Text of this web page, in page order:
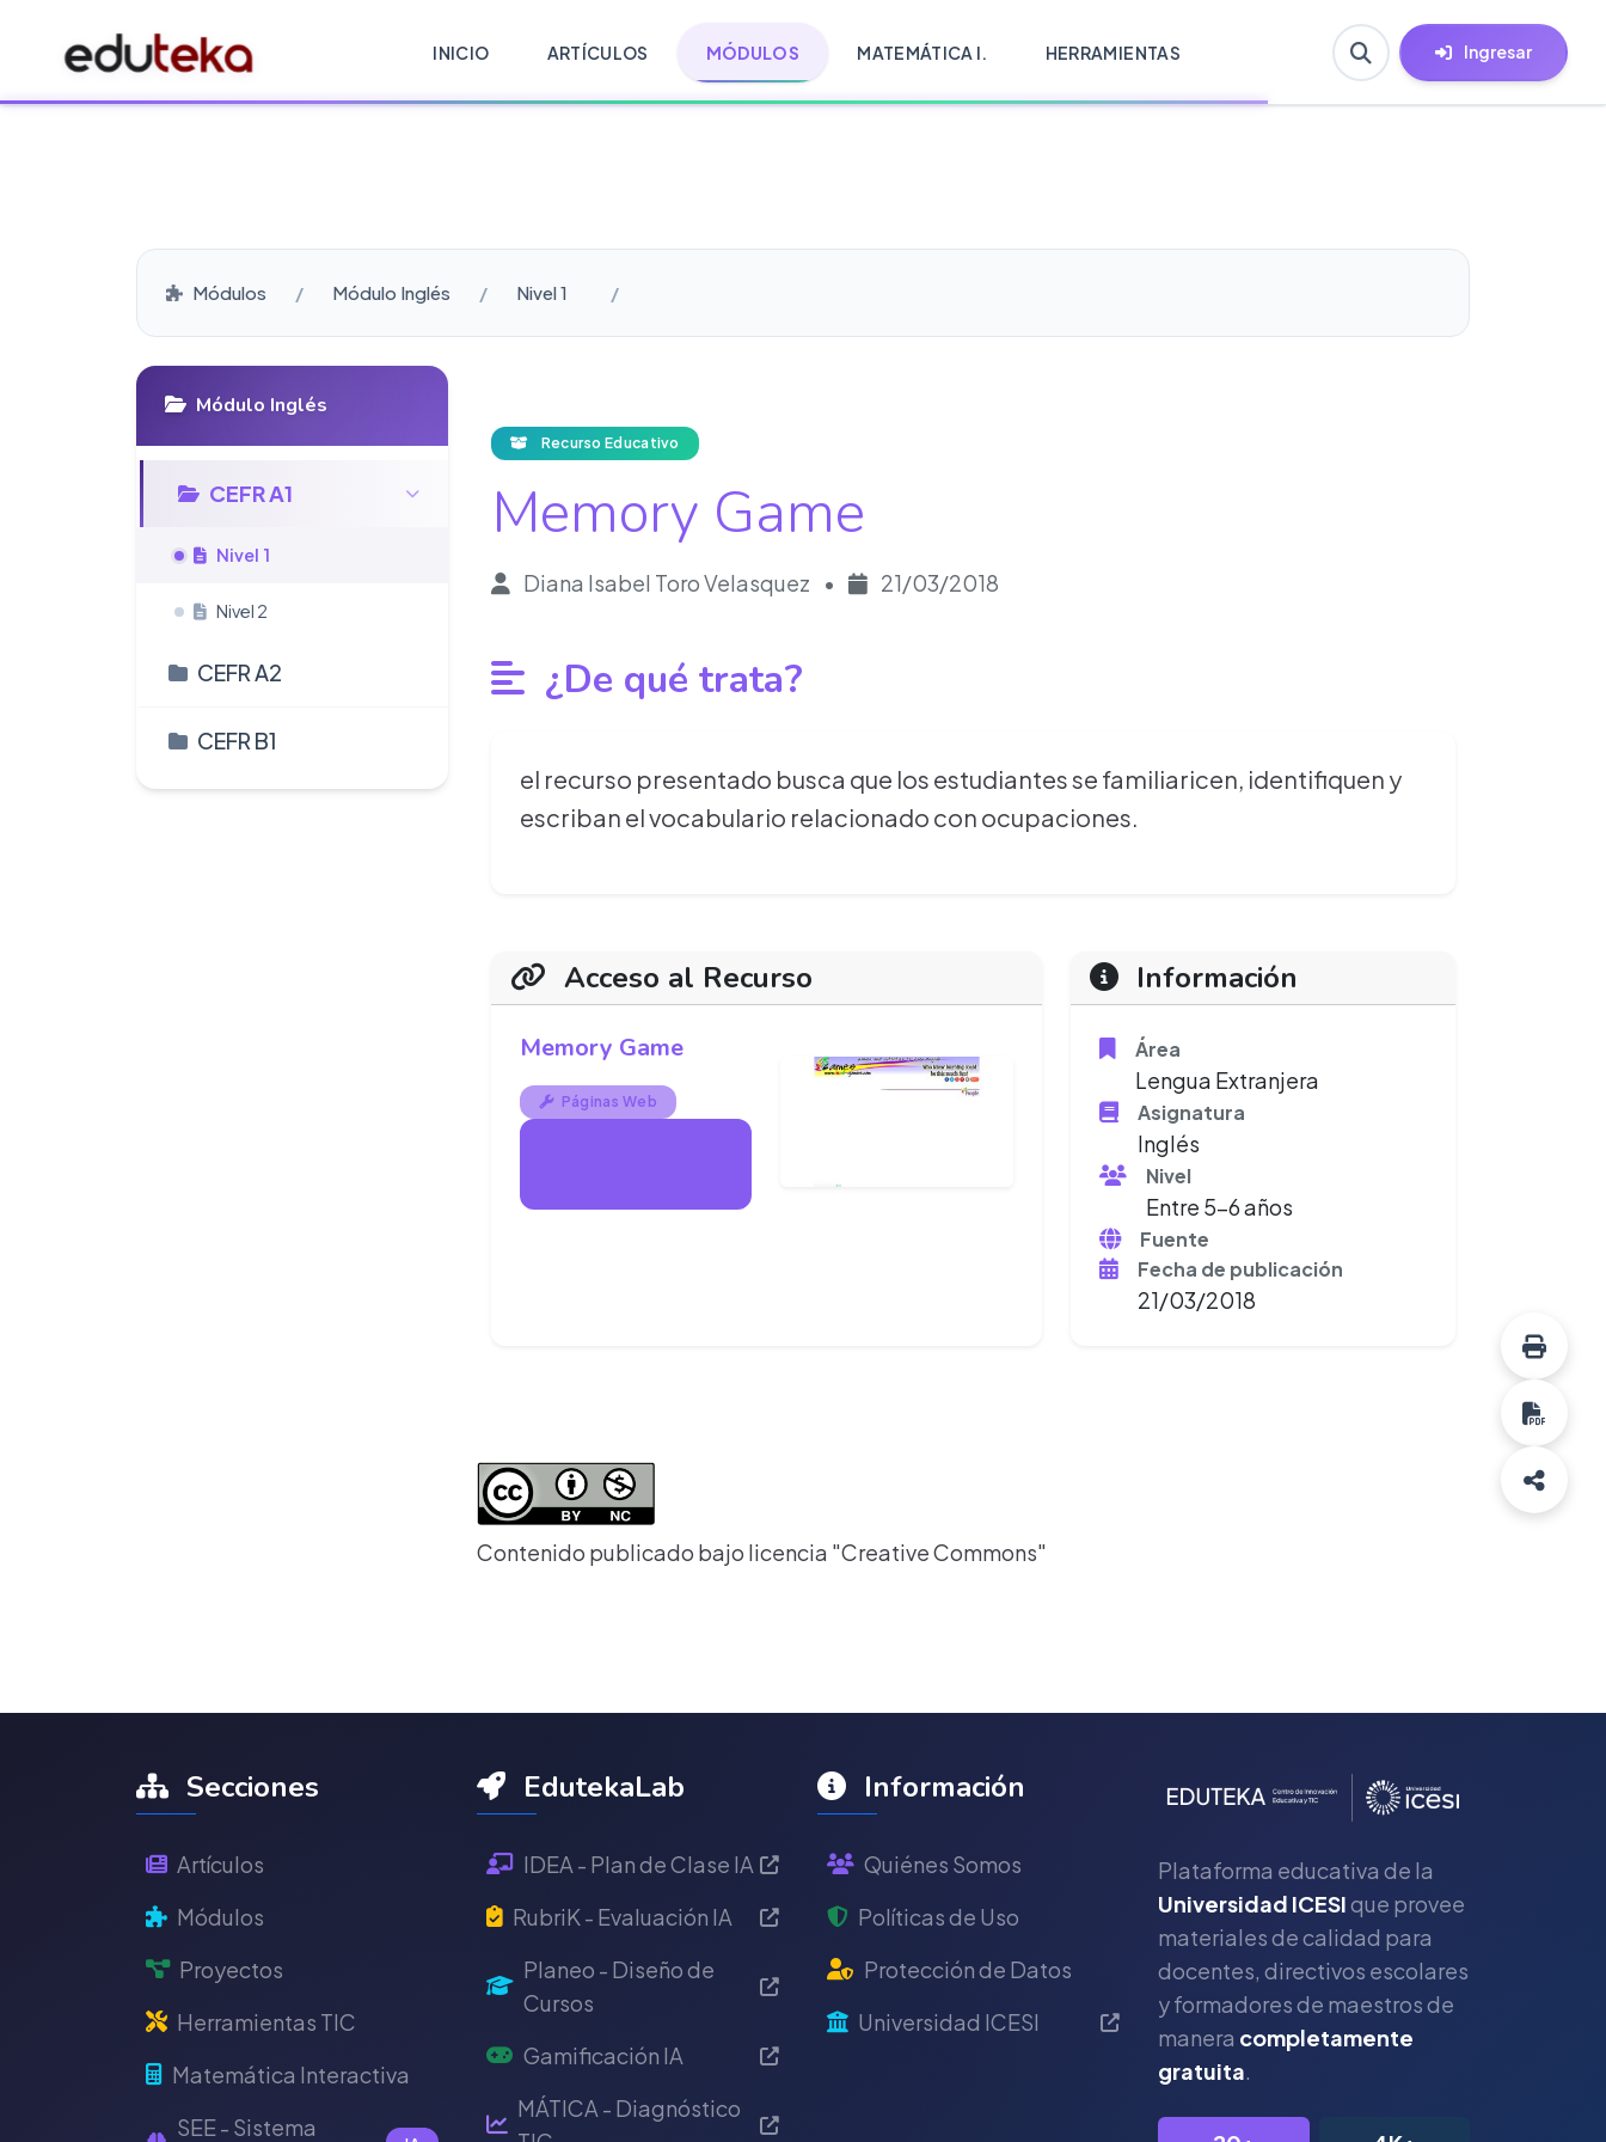
INICIO ARTÍCULOS MÓDULOS MATEMÁTICA I. HERRAMIENTAS Ingresar
Módulos Módulo Inglés Nivel 1
Módulo Inglés
CEFR A1
Nivel 1
Nivel 2
CEFR A2
CEFR B1
Recurso Educativo
Memory Game
Diana Isabel Toro Velasquez • 21/03/2018
¿De qué trata?
el recurso presentado busca que los estudiantes se familiaricen, identifiquen y
escriban el vocabulario relacionado con ocupaciones.
Acceso al Recurso
Memory Game
Páginas Web
Información
Área
Lengua Extranjera
Asignatura
Inglés
Nivel
Entre 5-6 años
Fuente
Fecha de publicación
21/03/2018
Contenido publicado bajo licencia "Creative Commons"
Secciones
Artículos
Módulos
Proyectos
Herramientas TIC
Matemática Interactiva
SEE - Sistema
EdutekaLab
IDEA - Plan de Clase IA
RubriK - Evaluación IA
Planeo - Diseño de
Cursos
Gamificación IA
MÁTICA - Diagnóstico
Información
Quiénes Somos
Políticas de Uso
Protección de Datos
Universidad ICESI
Plataforma educativa de la
Universidad ICESIque provee
materiales de calidad para
docentes, directivos escolares
y formadores de maestros de
manera completamente
gratuita.